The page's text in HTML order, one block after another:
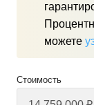
можете
Стоимость